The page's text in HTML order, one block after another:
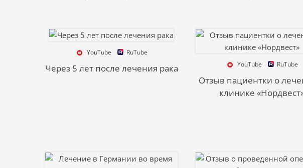
YouTube RuTube
Через 5 лет после лечения рака YouTube RuTube
Отзыв пациентки о
клинике